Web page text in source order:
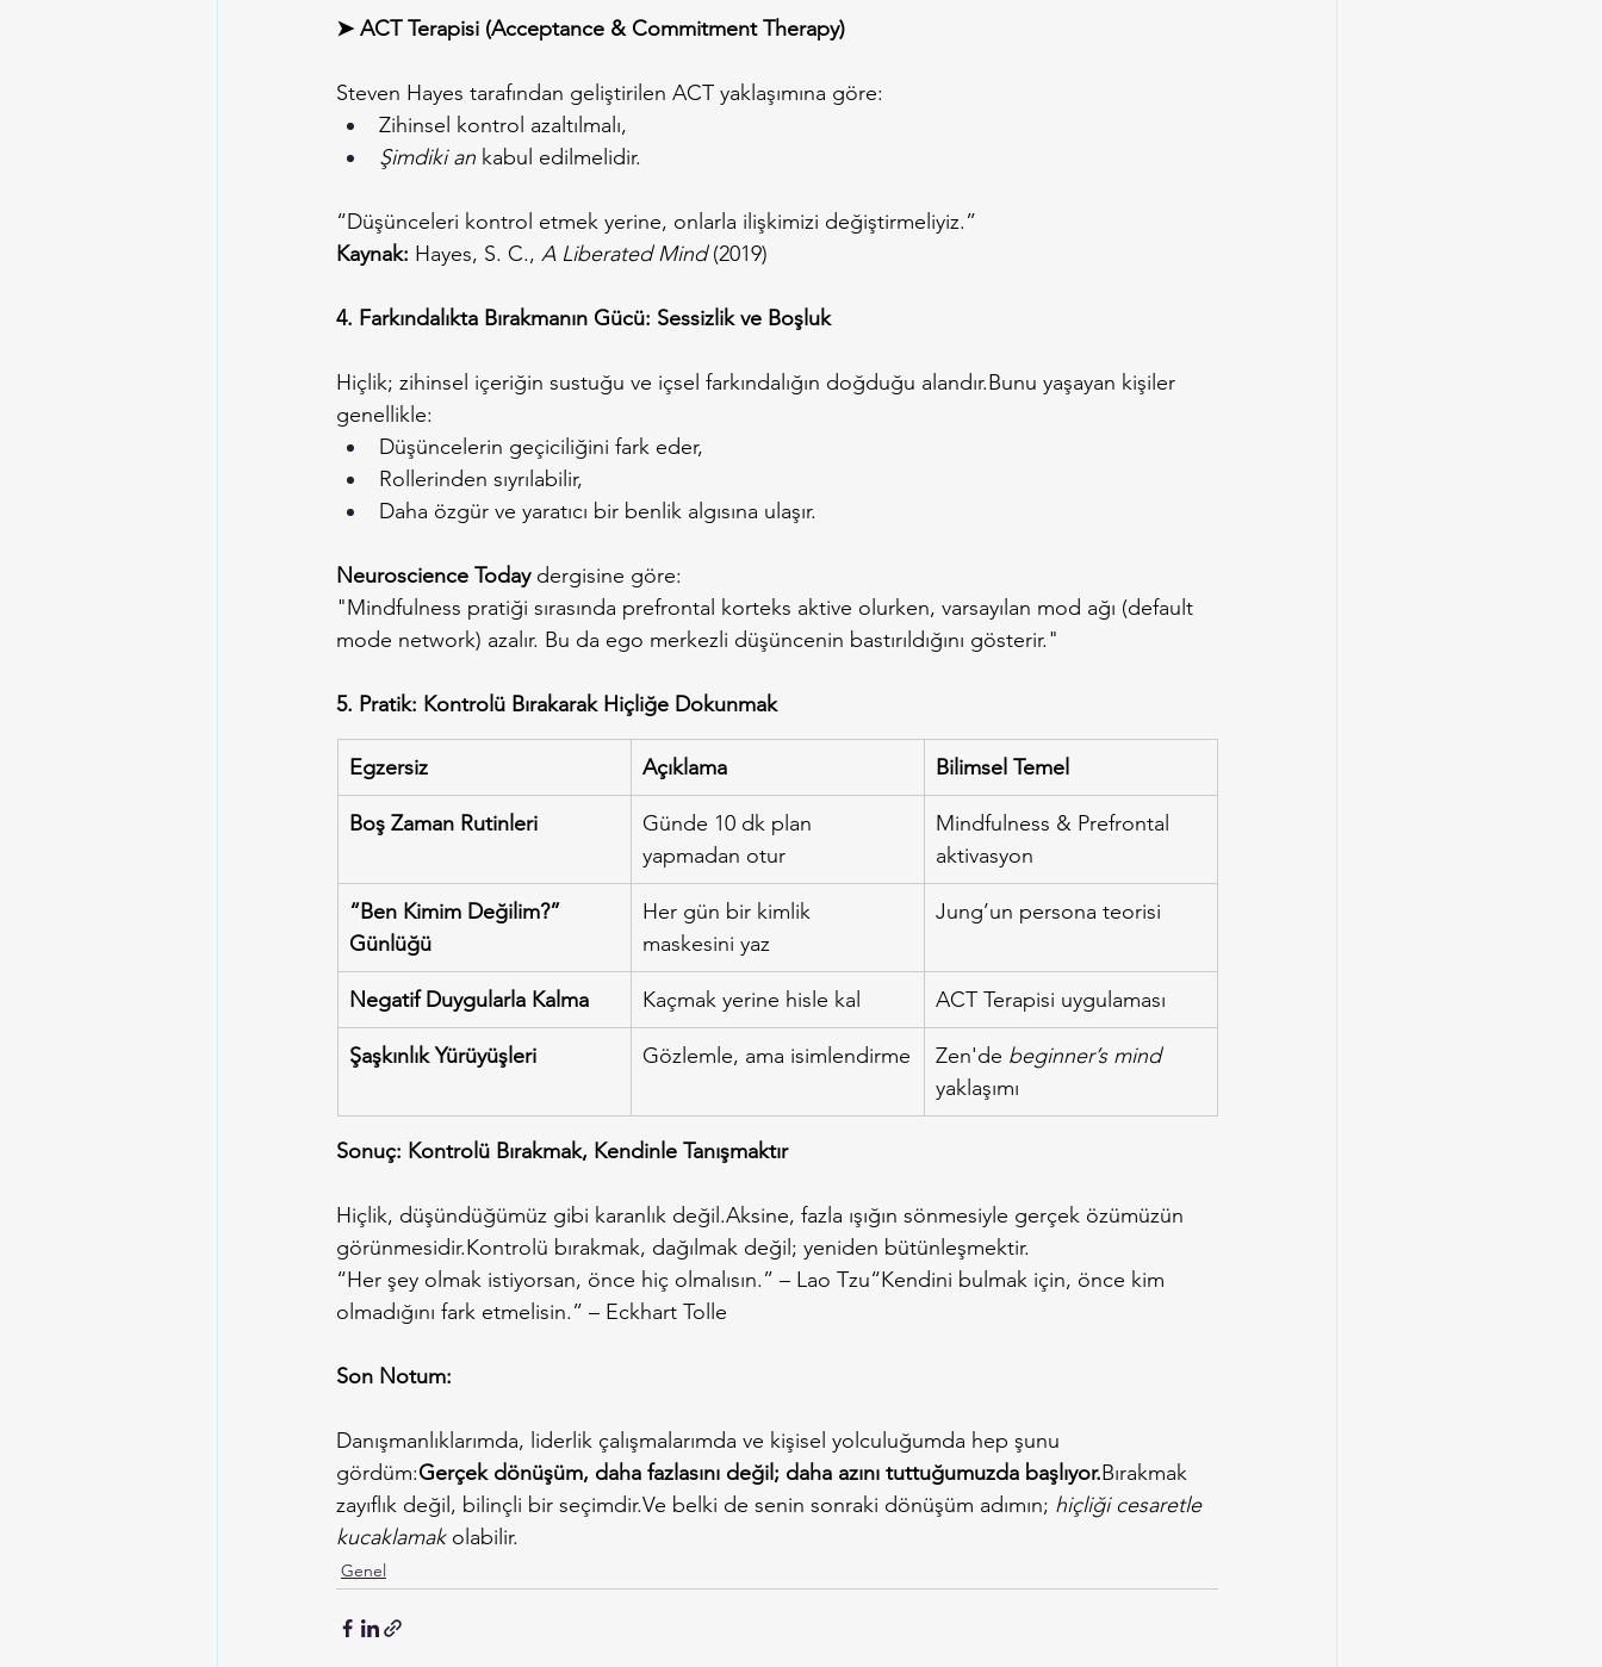
➤ ACT Terapisi (Acceptance & Commitment Therapy)
Steven Hayes tarafından geliştirilen ACT yaklaşımına göre:
Zihinsel kontrol azaltılmalı,
Şimdiki an kabul edilmelidir.
“Düşünceleri kontrol etmek yerine, onlarla ilişkimizi değiştirmeliyiz.”
Kaynak: Hayes, S. C., A Liberated Mind (2019)
4. Farkındalıkta Bırakmanın Gücü: Sessizlik ve Boşluk
Hiçlik; zihinsel içeriğin sustuğu ve içsel farkındalığın doğduğu alandır.Bunu yaşayan kişiler
genellikle:
Düşüncelerin geçiciliğini fark eder,
Rollerinden sıyrılabilir,
Daha özgür ve yaratıcı bir benlik algısına ulaşır.
Neuroscience Today dergisine göre:
"Mindfulness pratiği sırasında prefrontal korteks aktive olurken, varsayılan mod ağı (default
mode network) azalır. Bu da ego merkezli düşüncenin bastırıldığını gösterir."
5. Pratik: Kontrolü Bırakarak Hiçliğe Dokunmak
Egzersiz Açıklama Bilimsel Temel
Boş Zaman Rutinleri
Günde 10 dk plan
yapmadan otur
Mindfulness & Prefrontal
aktivasyon
“Ben Kimim Değilim?”
Günlüğü
Her gün bir kimlik
maskesini yaz
Jung’un persona teorisi
Negatif Duygularla Kalma Kaçmak yerine hisle kal ACT Terapisi uygulaması
Şaşkınlık Yürüyüşleri Gözlemle, ama isimlendirme Zen'de beginner’s mind
yaklaşımı
Sonuç: Kontrolü Bırakmak, Kendinle Tanışmaktır
Hiçlik, düşündüğümüz gibi karanlık değil.Aksine, fazla ışığın sönmesiyle gerçek özümüzün
görünmesidir.Kontrolü bırakmak, dağılmak değil; yeniden bütünleşmektir.
“Her şey olmak istiyorsan, önce hiç olmalısın.” – Lao Tzu“Kendini bulmak için, önce kim
olmadığını fark etmelisin.” – Eckhart Tolle
Son Notum:
Danışmanlıklarımda, liderlik çalışmalarımda ve kişisel yolculuğumda hep şunu
gördüm:Gerçek dönüşüm, daha fazlasını değil; daha azını tuttuğumuzda başlıyor.Bırakmak
zayıflık değil, bilinçli bir seçimdir.Ve belki de senin sonraki dönüşüm adımın; hiçliği cesaretle
kucaklamak olabilir.
Genel